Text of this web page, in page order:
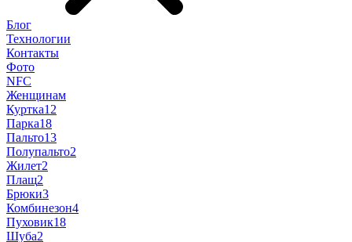
Блог
Технологии
Контакты
Фото
NFC
Женщинам
Куртка12
Парка18
Пальто13
Полупальто2
Жилет2
Плащ2
Брюки3
Комбинезон4
Пуховик18
Шуба2